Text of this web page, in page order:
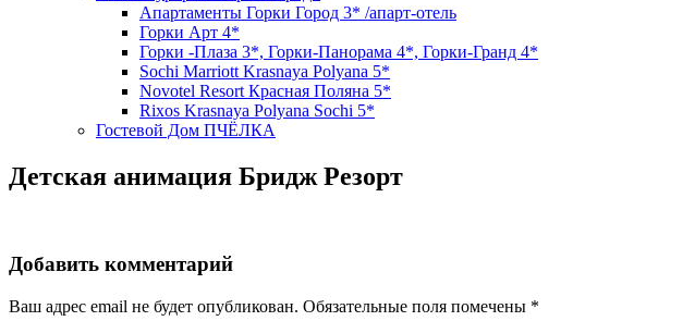
Апартаменты Горки Город 3* /апарт-отель
Горки Арт 4*
Горки -Плаза 3*, Горки-Панорама 4*, Горки-Гранд 4*
Sochi Marriott Krasnaya Polyana 5*
Novotel Resort Красная Поляна 5*
Rixos Krasnaya Polyana Sochi 5*
Гостевой Дом ПЧЁЛКА
Детская анимация Бридж Резорт
Добавить комментарий
Ваш адрес email не будет опубликован. Обязательные поля помечены *